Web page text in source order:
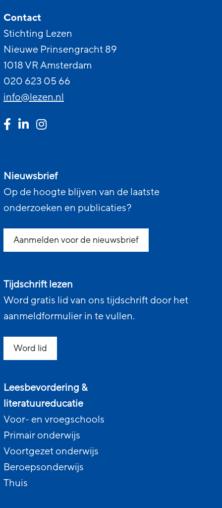
Contact
Stichting Lezen
Nieuwe Prinsengracht 89
1018 VR Amsterdam
020 623 05 66
info@lezen.nl
Nieuwsbrief
Op de hoogte blijven van de laatste
onderzoeken en publicaties?
Aanmelden voor de nieuwsbrief
Tijdschrift lezen
Word gratis lid van ons tijdschrift door het
aanmeldformulier in te vullen.
Word lid
Leesbevordering &
literatuureducatie
Voor- en vroegschools
Primair onderwijs
Voortgezet onderwijs
Beroepsonderwijs
Thuis